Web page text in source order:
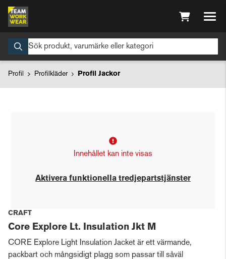
Profil Profilkläder Profil Jackor
Innehållet kan inte visas
Aktivera funktionella tredjepartstjänster
CRAFT
Core Explore Lt. Insulation Jkt M
CORE Explore Light Insulation Jacket är ett värmande,
packbart och mångsidigt plagg som passar till såväl